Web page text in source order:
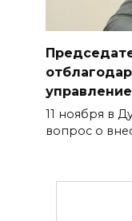
управление
11 ноября в
вопрос о